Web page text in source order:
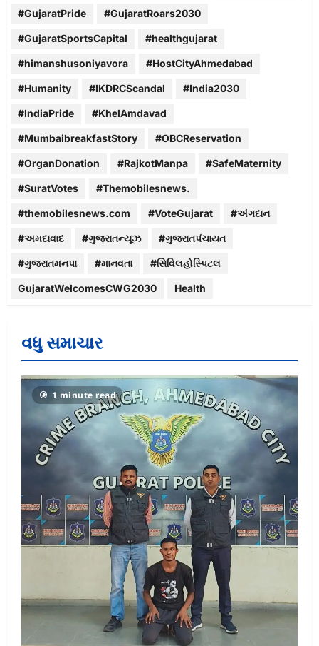
#GujaratPride #GujaratRoars2030
#GujaratSportsCapital #healthgujarat
#himanshusoniyavora #HostCityAhmedabad
#Humanity #IKDRCScandal #India2030
#IndiaPride #KhelAmdavad
#MumbaibreakfastStory #OBCReservation
#OrganDonation #RajkotManpa #SafeMaternity
#SuratVotes #Themobilesnews.
#themobilesnews.com #VoteGujarat #અંગદાન
#અમદાવાદ #ગુજરાતન્યૂઝ #ગુજરાતપંચાયત
#ગુજરાતમનપા #માનવતા #સિવિલહોસ્પિટલ
GujaratWelcomesCWG2030 Health
વધુ સમાચાર
1 minute read